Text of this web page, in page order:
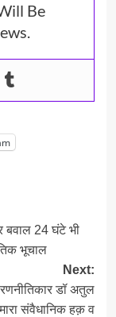
Be
बवाल 24 घंटे भी
भूचाल
Next:
डॉ अतुल
संवैधानिक हक़ व